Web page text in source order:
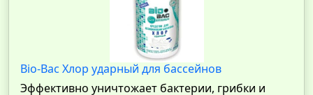
Bio-Bac Хлор ударный для бассейнов
Эффективно уничтожает бактерии, грибки и